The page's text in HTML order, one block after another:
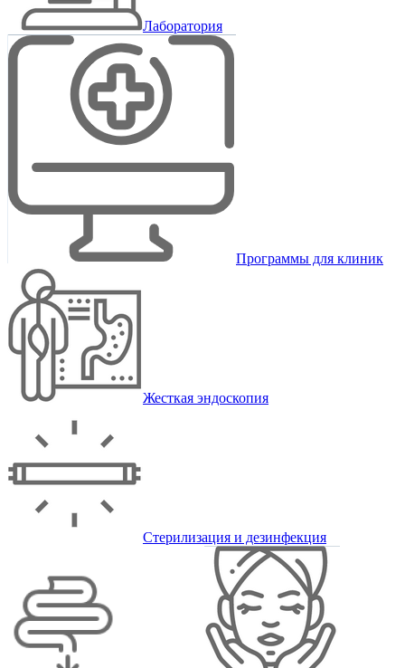
Лаборатория
Программы для клиник
Жесткая эндоскопия
Стерилизация и дезинфекция